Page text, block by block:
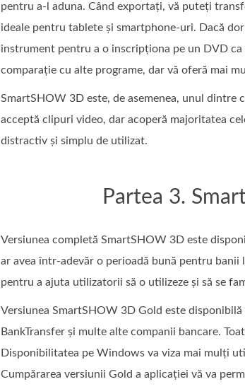
pentru a-l aduna. Când exportați, vă puteți
ideale pentru tablete și smartphone-uri. Dacă
instrument pentru a o inscripționa pe un DVD
comparație cu alte programe, dar vă oferă mai
SmartSHOW 3D este, de asemenea, unul
acceptă clipuri video, dar acoperă majoritatea
distractiv și simplu de utilizat.
Partea 3.
Versiunea completă SmartSHOW 3D este
ar avea într-adevăr o perioadă bună pentru
pentru a ajuta utilizatorii să o utilizeze și să se
Versiunea SmartSHOW 3D Gold este
BankTransfer și multe alte companii bancare.
Disponibilitatea pe Windows va viza mai mulți
Cumpărarea versiunii Gold a aplicației vă va